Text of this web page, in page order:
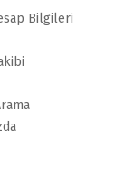
Bilgileri